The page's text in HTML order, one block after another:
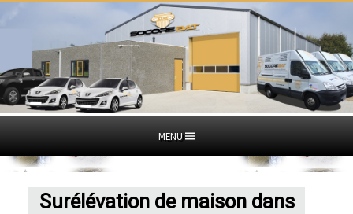
MENU
Surélévation de maison dans